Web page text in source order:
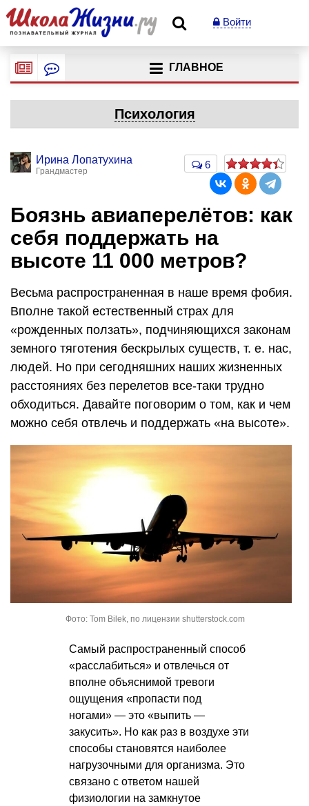
Войти
ГЛАВНОЕ
Психология
Ирина Лопатухина
Грандмастер
6
Боязнь авиаперелётов: как
себя поддержать на
высоте 11 000 метров?
Весьма распространенная в наше время фобия.
Вполне такой естественный страх для
«рожденных ползать», подчиняющихся законам
земного тяготения бескрылых существ, т. е. нас,
людей. Но при сегодняшних наших жизненных
расстояниях без перелетов все-таки трудно
обходиться. Давайте поговорим о том, как и чем
можно себя отвлечь и поддержать «на высоте».
Фото: Tom Bilek, по лицензии shutterstock.com
Самый распространенный способ
«расслабиться» и отвлечься от
вполне объяснимой тревоги
ощущения «пропасти под
ногами» — это «выпить —
закусить». Но как раз в воздухе эти
способы становятся наиболее
нагрузочными для организма. Это
связано с ответом нашей
физиологии на замкнутое